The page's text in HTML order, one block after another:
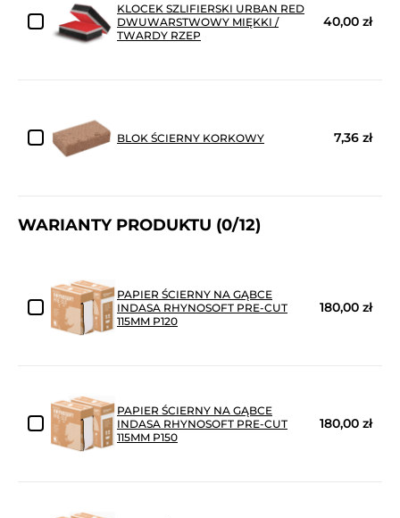
KLOCEK SZLIFIERSKI URBAN RED
DWUWARSTWOWY MIĘKKI /
TWARDY RZEP
40,00 zł
BLOK ŚCIERNY KORKOWY 7,36 zł
WARIANTY PRODUKTU (0/12)
PAPIER ŚCIERNY NA GĄBCE
INDASA RHYNOSOFT PRE-CUT
115MM P120
180,00 zł
PAPIER ŚCIERNY NA GĄBCE
INDASA RHYNOSOFT PRE-CUT
115MM P150
180,00 zł